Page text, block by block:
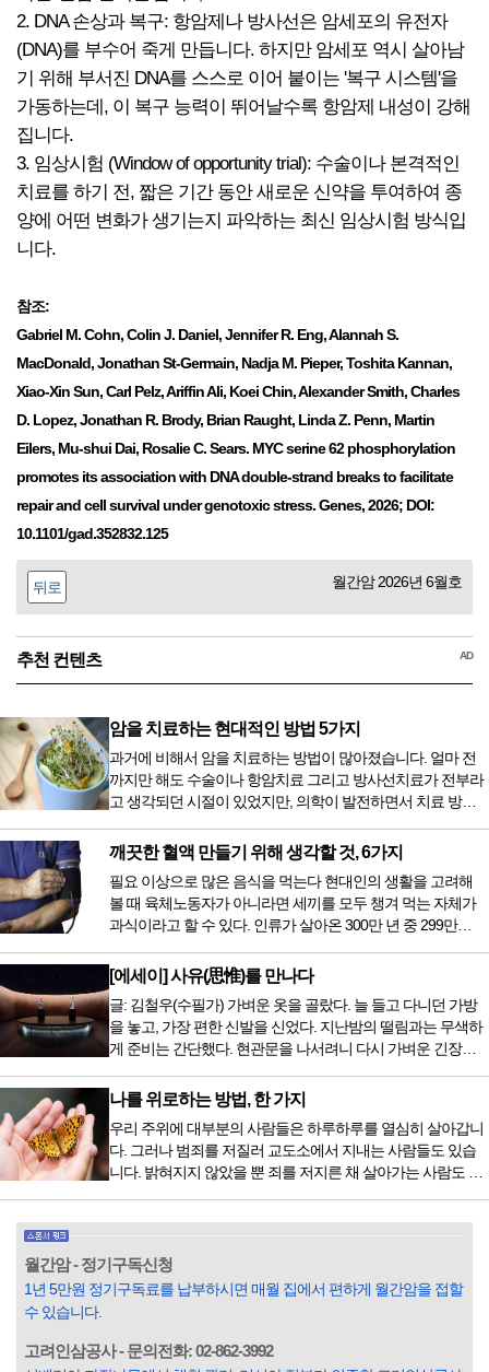
2. DNA 손상과 복구: 항암제나 방사선은 암세포의 유전자
(DNA)를 부수어 죽게 만듭니다. 하지만 암세포 역시 살아남
기 위해 부서진 DNA를 스스로 이어 붙이는 '복구 시스템'을
가동하는데, 이 복구 능력이 뛰어날수록 항암제 내성이 강해
집니다.
3. 임상시험 (Window of opportunity trial): 수술이나 본격적인
치료를 하기 전, 짧은 기간 동안 새로운 신약을 투여하여 종
양에 어떤 변화가 생기는지 파악하는 최신 임상시험 방식입
니다.
참조:
Gabriel M. Cohn, Colin J. Daniel, Jennifer R. Eng, Alannah S.
MacDonald, Jonathan St-Germain, Nadja M. Pieper, Toshita Kannan,
Xiao-Xin Sun, Carl Pelz, Ariffin Ali, Koei Chin, Alexander Smith, Charles
D. Lopez, Jonathan R. Brody, Brian Raught, Linda Z. Penn, Martin
Eilers, Mu-shui Dai, Rosalie C. Sears. MYC serine 62 phosphorylation
promotes its association with DNA double-strand breaks to facilitate
repair and cell survival under genotoxic stress. Genes, 2026; DOI:
10.1101/gad.352832.125
뒤로 월간암 2026년 6월호
추천 컨텐츠 AD
암을 치료하는 현대적인 방법 5가지
과거에 비해서 암을 치료하는 방법이 많아졌습니다. 얼마 전
까지만 해도 수술이나 항암치료 그리고 방사선치료가 전부라
고 생각되던 시절이 있었지만, 의학이 발전하면서 치료 방법
오면서 암을 치료하는 방법이 하나 더 추가되었습니다. 중입
자 치료를 받기 위해서는 일본이나 독일 등 중입자 치료기가
있는 나라에 가서 힘들게 치료받았지만 얼마 전 국내 도입 후
전립선암 환자를 시작으로 중입자 치료기가 가동되었습니다.
치료 범위가 한정되어 모든 암 환자가 중입자 치료를 받을 수
는 없지만 치료...
깨끗한 혈액 만들기 위해 생각할 것, 6가지
필요 이상으로 많은 음식을 먹는다 현대인의 생활을 고려해
볼 때 육체노동자가 아니라면 세끼를 모두 챙겨 먹는 자체가
과식이라고 할 수 있다. 인류가 살아온 300만 년 중 299만
저녁을 습관적으로 음식을 섭취한다. 게다가 밤늦은 시간까지
음식을 먹거나, 아침에 식욕이 없는데도 ‘아침을 먹어야 하루
가 활기차다’라는 이야기에 사로잡혀 억지로 먹는 경우가 많
다. 식욕이 없다는 느낌은 본능이 보내는 신호다. 즉 먹어도 소
화할 힘이 없다거나 더 이상 먹으면 혈액 안에 잉여물...
[에세이] 사유(思惟)를 만나다
글: 김철우(수필가) 가벼운 옷을 골랐다. 늘 들고 다니던 가방
을 놓고, 가장 편한 신발을 신었다. 지난밤의 떨림과는 무색하
게 준비는 간단했다. 현관문을 나서려니 다시 가벼운 긴장감
막이 열리기 전. 그 특유의 무대 냄새를 맡았을 때의 긴장감 같
은 것이었다. 두 금동 미륵 반가사유상을 만나러 가는 길은 그
렇게 시작됐다. 두 반가사유상을 알게 된 것은 몇 해 전이었다.
잡지의 발행인으로 독자에게 선보일 좋은 콘텐츠를 고민하던
중 우리 문화재를 하나씩 소개하고자...
나를 위로하는 방법, 한 가지
우리 주위에 대부분의 사람들은 하루하루를 열심히 살아갑니
다. 그러나 범죄를 저질러 교도소에서 지내는 사람들도 있습
니다. 밝혀지지 않았을 뿐 죄를 저지른 채 살아가는 사람도 있
입힌다는 것입니다. 미꾸라지 한 마리가 시냇물을 흐린다는
옛말이 그저 허투루 생기지는 않은 듯합니다. 대부분의 사람
들은 열심히 살아갑니다. 그렇다고 97%의 사람들이 모두 착
월간암 - 정기구독신청
1년 5만원 정기구독료를 납부하시면 매월 집에서 편하게 월간암을 접할
수 있습니다.
고려인삼공사 - 문의전화: 02-862-3992